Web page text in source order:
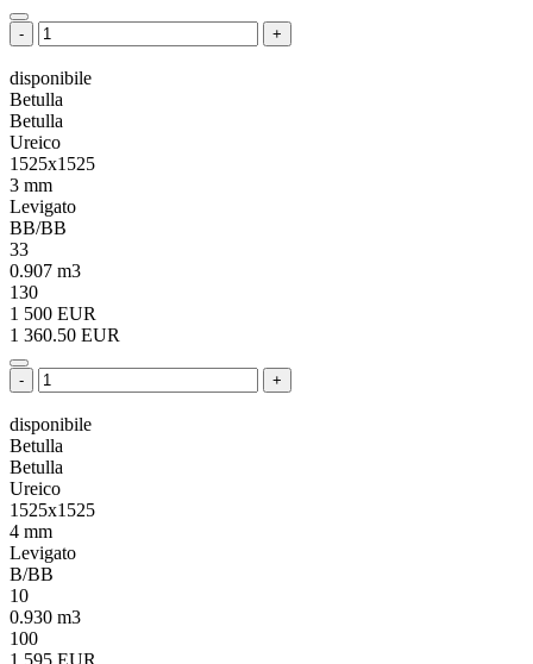
- +
disponibile
Betulla
Betulla
Ureico
1525x1525
3 mm
Levigato
BB/BB
33
0.907 m3
130
1 500 EUR
1 360.50 EUR
- +
disponibile
Betulla
Betulla
Ureico
1525x1525
4 mm
Levigato
B/BB
10
0.930 m3
100
1 595 EUR